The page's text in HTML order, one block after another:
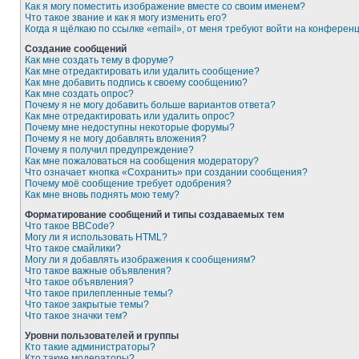
Как я могу поместить изображение вместе со своим именем?
Что такое звание и как я могу изменить его?
Когда я щёлкаю по ссылке «email», от меня требуют войти на
Создание сообщений
Как мне создать тему в форуме?
Как мне отредактировать или удалить сообщение?
Как мне добавить подпись к своему сообщению?
Как мне создать опрос?
Почему я не могу добавить больше вариантов ответа?
Как мне отредактировать или удалить опрос?
Почему мне недоступны некоторые форумы?
Почему я не могу добавлять вложения?
Почему я получил предупреждение?
Как мне пожаловаться на сообщения модератору?
Что означает кнопка «Сохранить» при создании сообщения?
Почему моё сообщение требует одобрения?
Как мне вновь поднять мою тему?
Форматирование сообщений и типы создаваемых тем
Что такое BBCode?
Могу ли я использовать HTML?
Что такое смайлики?
Могу ли я добавлять изображения к сообщениям?
Что такое важные объявления?
Что такое объявления?
Что такое прилепленные темы?
Что такое закрытые темы?
Что такое значки тем?
Уровни пользователей и группы
Кто такие администраторы?